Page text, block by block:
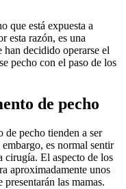
que está expuesta a
esta razón, es una
decidido operarse el
pecho con el paso de los
de pecho
de pecho tienden a ser
es normal sentir
cirugía. El aspecto de los
aproximadamente unos
las mamas.